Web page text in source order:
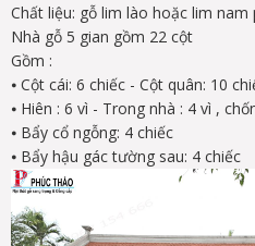
Chất liệu: gỗ lim lào hoặc lim nam
Nhà gỗ 5 gian gồm 22 cột
Gồm :
⦁ Cột cái: 6 chiếc - Cột quân: 10
⦁ Hiên : 6 vì - Trong nhà : 4 vì ,
⦁ Bẩy cổ ngỗng: 4 chiếc
⦁ Bẩy hậu gác tường sau: 4 chiếc